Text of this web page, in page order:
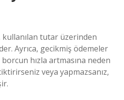
kullanılan tutar üzerinden
Ayrıca, gecikmiş ödemeler
hızla artmasına neden
veya yapmazsanız,